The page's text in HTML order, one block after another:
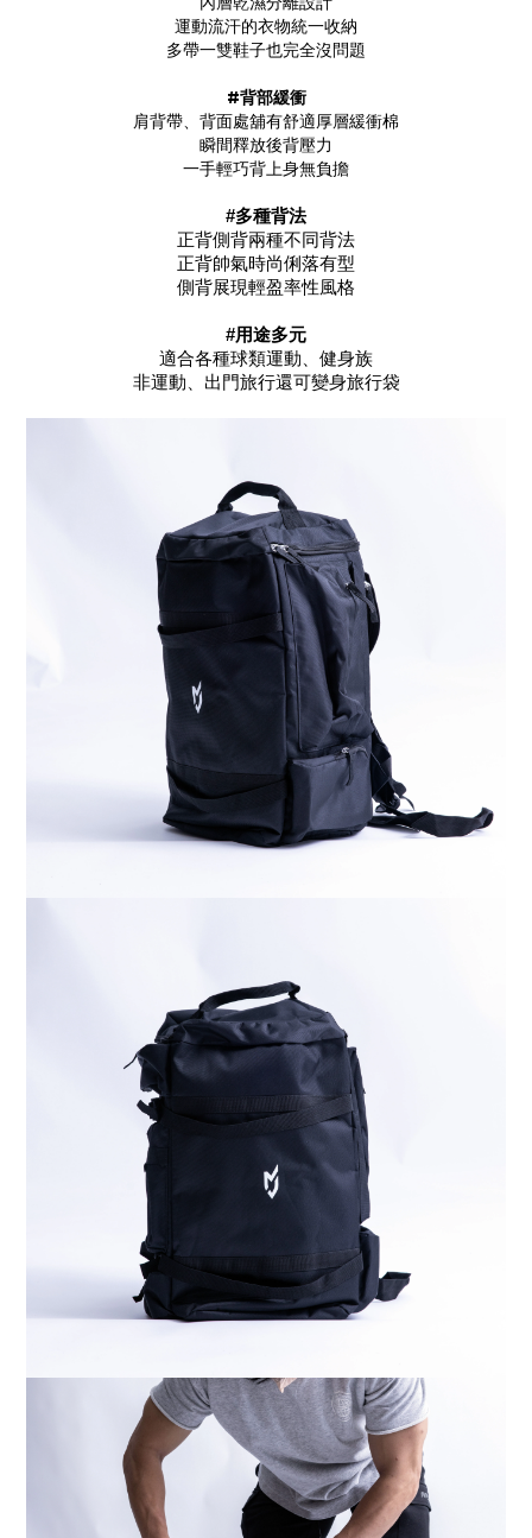
運動流汗的衣物統一收納
多帶一雙鞋子也完全沒問題
#背部緩衝
肩背帶、背面處舖有舒適厚層緩衝棉
瞬間釋放後背壓力
一手輕巧背上身無負擔
#多種背法
正背側背兩種不同背法
正背帥氣時尚俐落有型
側背展現輕盈率性風格
#用途多元
適合各種球類運動、健身族
非運動、出門旅行還可變身旅行袋